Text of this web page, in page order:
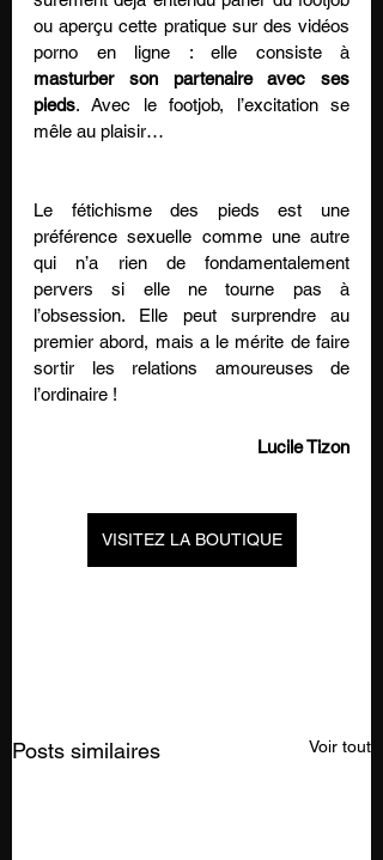
ou aperçu cette pratique sur des vidéos
masturber son partenaire avec ses
pieds. Avec le footjob, l’excitation se
mêle au plaisir…
Le fétichisme des pieds est une
préférence sexuelle comme une autre
qui n’a rien de fondamentalement
pervers si elle ne tourne pas à
l’obsession. Elle peut surprendre au
premier abord, mais a le mérite de faire
sortir les relations amoureuses de
l’ordinaire !
Lucile Tizon
VISITEZ LA BOUTIQUE
Posts similaires Voir tout